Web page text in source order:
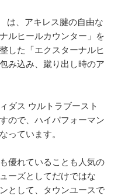
は、アキレス腱の自由な
ルヒールカウンター」を
した「エクスターナルヒ
み込み、蹴り出し時のア
ダス ウルトラブースト
ので、ハイパフォーマン
っています。
優れていることも人気の
ーズとしてだけではな
として、タウンユースで